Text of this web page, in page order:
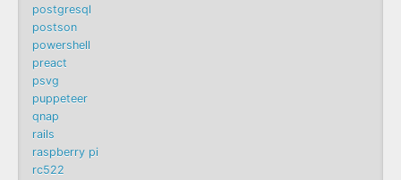
postgresql
postson
powershell
preact
psvg
puppeteer
qnap
rails
raspberry pi
rc522